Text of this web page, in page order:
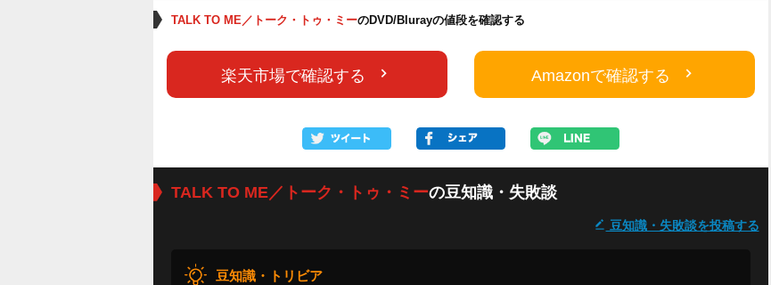
TALK TO ME／トーク・トゥ・ミーのDVD/Blurayの値段を確認する
楽天市場で確認する Amazonで確認する
TALK TO ME／トーク・トゥ・ミーの豆知識・失敗談
豆知識・失敗談を投稿する
豆知識・トリビア